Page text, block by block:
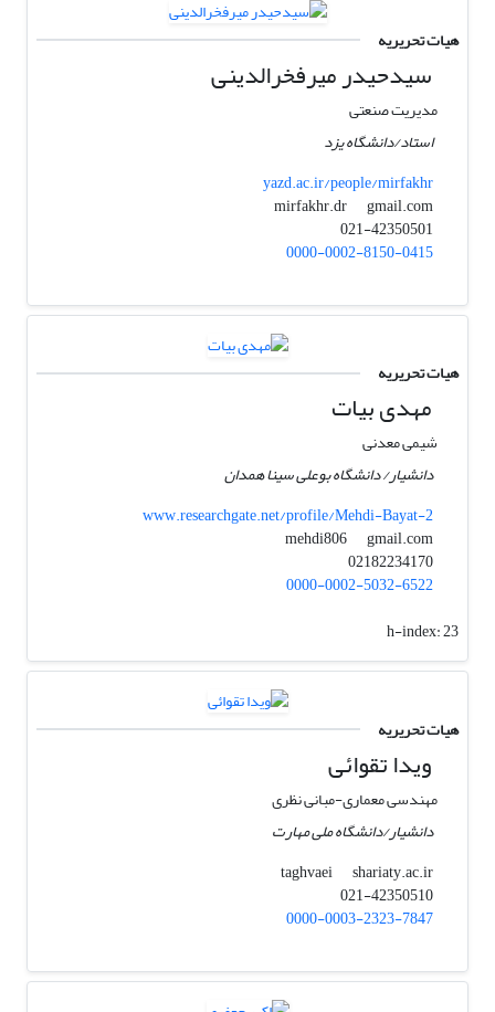
هیات تحریریه
سیدحیدر میرفخرالدینی
مدیریت صنعتی
استاد/دانشگاه یزد
yazd.ac.ir/people/mirfakhr
mirfakhr.dr
gmail.com
0000-0002-8150-0415
هیات تحریریه
مهدی بیات
شیمی معدنی
دانشیار/ دانشگاه بوعلی سینا همدان
www.researchgate.net/profile/Mehdi-Bayat-2
mehdi806
gmail.com
02182234170
0000-0002-5032-6522
h-index:23
هیات تحریریه
ویدا تقوائی
مهندسی معماری-مبانی نظری
دانشیار/دانشگاه ملی مهارت
taghvaei
shariaty.ac.ir
021-42350510
0000-0003-2323-7847